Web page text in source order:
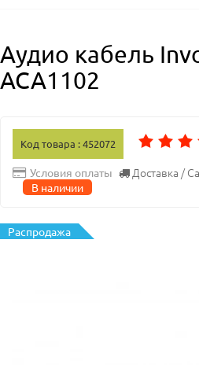
Аудио кабель
ACA1102
Код товара : 452072
Условия оплаты Доставка /
В наличии
Распродажа